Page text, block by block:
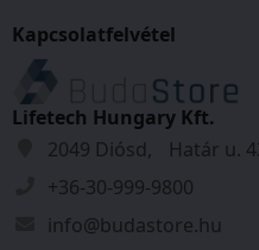
Kapcsolatfelvétel
Lifetech Hungary Kft.
2049 Diósd, Határ u.
+36-30-999-9800
info@budastore.hu